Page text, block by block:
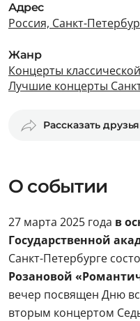
Адрес
Россия, Санкт-
Жанр
Концерты
Лучшие концерты
Рассказать
О событии
27 марта 2025 года в
Государственной
Санкт-Петербурге
Розановой
вечер посвящен Дню
вторым концертом